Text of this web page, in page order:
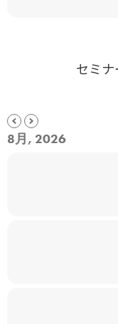
セミ
8月, 2026